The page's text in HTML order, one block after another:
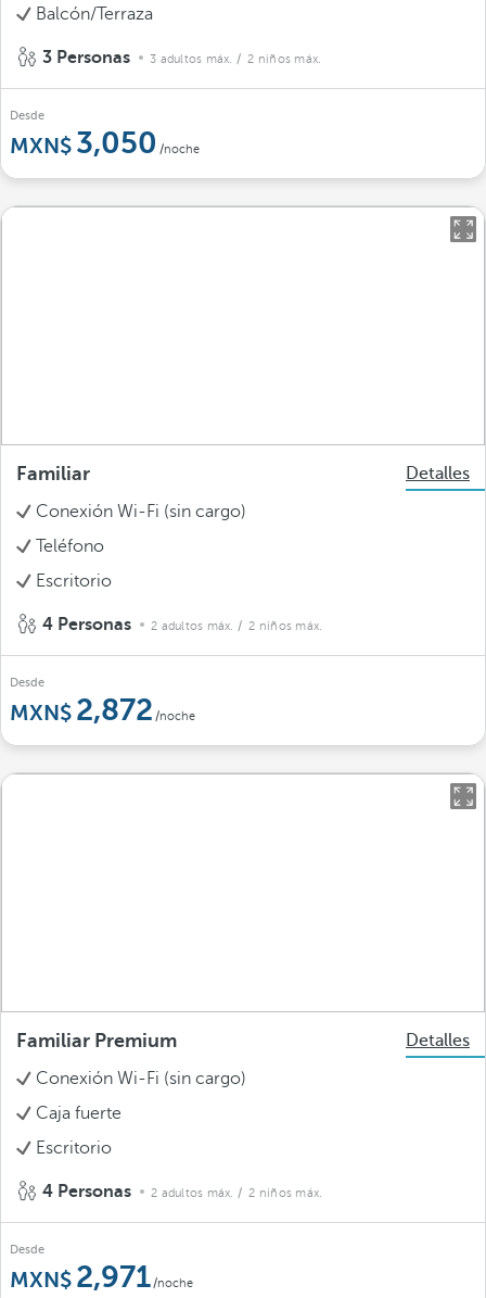
Balcón/Terraza
3 Personas 3 adultos máx. / 2 niños máx.
Desde
3,050 /noche
Familiar
Detalles
Conexión Wi-Fi (sin cargo)
Teléfono
Escritorio
4 Personas 2 adultos máx. / 2 niños máx.
Desde
2,872 /noche
Familiar Premium
Detalles
Conexión Wi-Fi (sin cargo)
Caja fuerte
Escritorio
4 Personas 2 adultos máx. / 2 niños máx.
Desde
2,971/noche